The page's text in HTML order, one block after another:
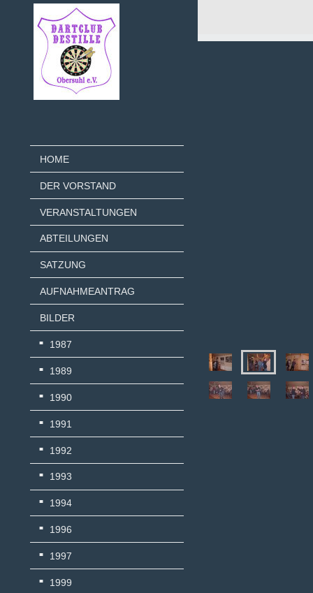
HOME
DER VORSTAND
VERANSTALTUNGEN
ABTEILUNGEN
SATZUNG
AUFNAHMEANTRAG
BILDER
1987
1989
1990
1991
1992
1993
1994
1996
1997
1999